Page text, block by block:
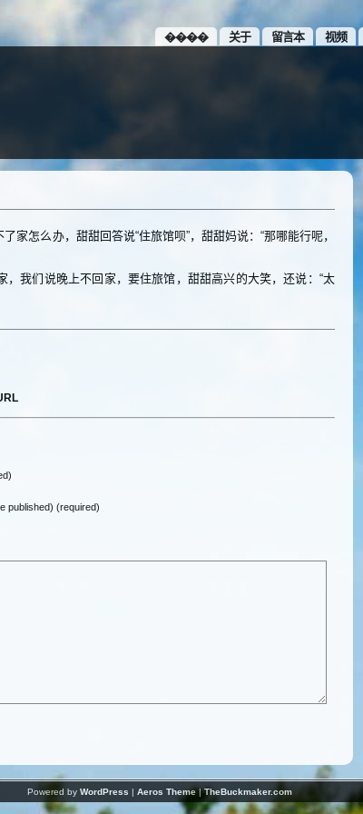
视频
留言本
关于
����
家怎么办，甜甜回答说“住旅馆呗”，甜甜妈说：“那哪能行呢，
我们说晚上不回家，要住旅馆，甜甜高兴的大笑，还说：“太
published) (required)
Powered by WordPress | Aeros Theme|TheBuckmaker.com